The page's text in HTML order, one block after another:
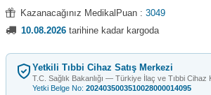
Kazanacağınız MedikalPuan : 3049
10.08.2026 tarihine kadar kargoda
Yetkili Tıbbi Cihaz Satış Merkezi
T.C. Sağlık Bakanlığı — Türkiye İlaç ve Tıbbi Cihaz
Yetki Belge No: 2024035003510028000014095